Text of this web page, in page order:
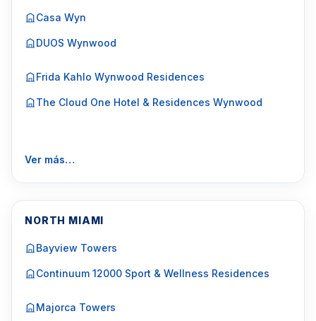
Casa Wyn
DUOS Wynwood
Frida Kahlo Wynwood Residences
The Cloud One Hotel & Residences Wynwood
Ver más…
NORTH MIAMI
Bayview Towers
Continuum 12000 Sport & Wellness Residences
Majorca Towers